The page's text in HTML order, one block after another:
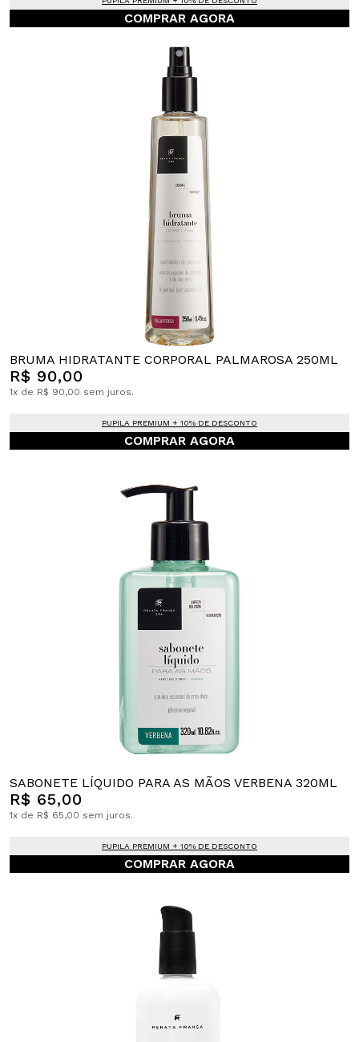
COMPRAR AGORA
BRUMA HIDRATANTE CORPORAL PALMAROSA 250ML
R$ 90,00
1x de R$ 90,00 sem juros.
PUPILA PREMIUM + 10% DE DESCONTO
COMPRAR AGORA
SABONETE LÍQUIDO PARA AS MÃOS VERBENA 320ML
R$ 65,00
1x de R$ 65,00 sem juros.
PUPILA PREMIUM + 10% DE DESCONTO
COMPRAR AGORA